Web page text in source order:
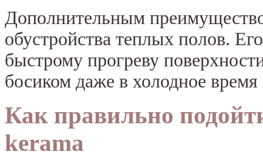
Дополнительным
обустройства теплых полов.
быстрому прогреву
босиком даже в холодное время
Как правильно
kerama